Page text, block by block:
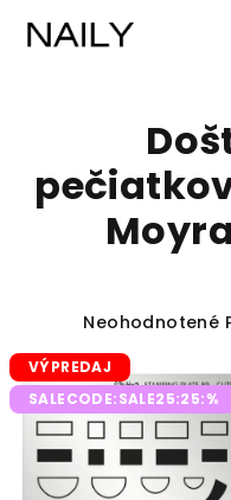
Priemerné
produktu
je
0,0
z
5
hviezdičiek.
Neohodnotené
VÝPREDAJ
SALECODE:SALE25:25:%